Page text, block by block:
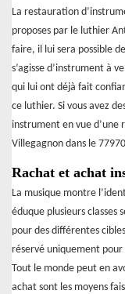
La restauration
proposes par le luthier
faire, il lui sera possible
s’agisse d’instrument à
qui lui ont déjà fait
ce luthier. Si vous avez
instrument en vue d’une
Villegagnon dans le
Rachat et achat
La musique montre
éduque plusieurs classes
pour des différentes
réservé uniquement pour
Tout le monde peut en
achat sont les moyens